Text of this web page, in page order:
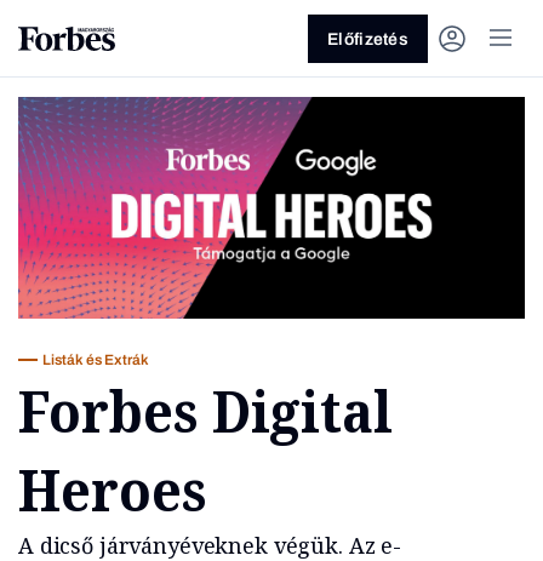
Vagy fedezze fel a következő
Üzlet Zöld Legyél jobb!
Előfizetés
Listák és Extrák
Forbes Digital
Heroes
A dicső járványéveknek végük. Az e-